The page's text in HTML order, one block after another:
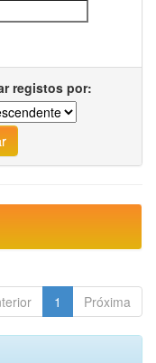
registos por:
1 Próxima